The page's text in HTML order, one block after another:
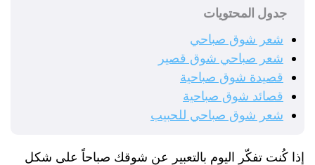
جدول المحتويات
شعر شوق صباحي
شعر صباحي شوق قصير
قصيدة شوق صباحية
قصائد شوق صباحية
شعر شوق صباحي للحبيب
إذا كُنت تفكّر اليوم بالتعبير عن شوقك صباحاً على شكل